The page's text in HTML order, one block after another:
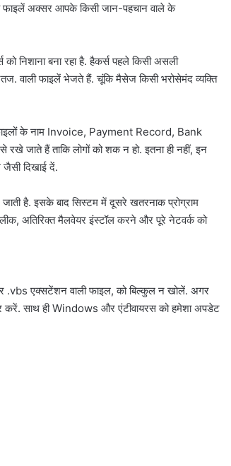
अक्सर आपके किसी जान-पहचान वाले के
बना रहा है. हैकर्स पहले किसी असली
फाइलें भेजते हैं. चूंकि मैसेज किसी भरोसेमंद व्यक्ति
के नाम Invoice, Payment Record, Bank
हैं ताकि लोगों को शक न हो. इतना ही नहीं, इन
दिखाई दें.
है. इसके बाद सिस्टम में दूसरे खतरनाक प्रोग्राम
अतिरिक्त मैलवेयर इंस्टॉल करने और पूरे नेटवर्क को
.vbs एक्सटेंशन वाली फाइल, को बिल्कुल न खोलें. अगर
करें. साथ ही Windows और एंटीवायरस को हमेशा अपडेट